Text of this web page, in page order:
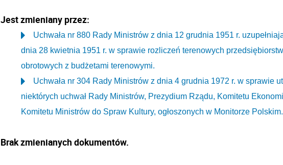
Jest zmieniany przez:
Uchwała nr 880 Rady Ministrów z dnia 12 grudnia 1951 r.
dnia 28 kwietnia 1951 r. w sprawie rozliczeń terenowych
obrotowych z budżetami terenowymi.
Uchwała nr 304 Rady Ministrów z dnia 4 grudnia 1972 r. w sprawie
niektórych uchwał Rady Ministrów, Prezydium Rządu, Komitetu
Komitetu Ministrów do Spraw Kultury, ogłoszonych w Monitorze Polskim.
Brak zmienianych dokumentów.